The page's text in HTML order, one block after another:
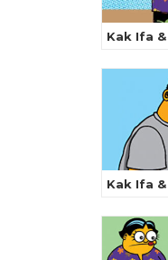
Kak Ifa
Kak Ifa